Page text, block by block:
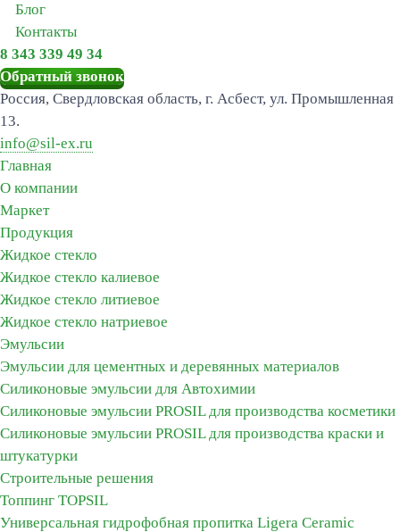
Блог
Контакты
8 343 339 49 34
Обратный звонок
Россия, Свердловская область, г. Асбест, ул. Промышленная
13.
info@sil-ex.ru
Главная
О компании
Маркет
Продукция
Жидкое стекло
Жидкое стекло калиевое
Жидкое стекло литиевое
Жидкое стекло натриевое
Эмульсии
Эмульсии для цементных и деревянных материалов
Силиконовые эмульсии для Автохимии
Силиконовые эмульсии PROSIL для производства косметики
Силиконовые эмульсии PROSIL для производства краски и
штукатурки
Строительные решения
Топпинг TOPSIL
Универсальная гидрофобная пропитка Ligera Ceramic